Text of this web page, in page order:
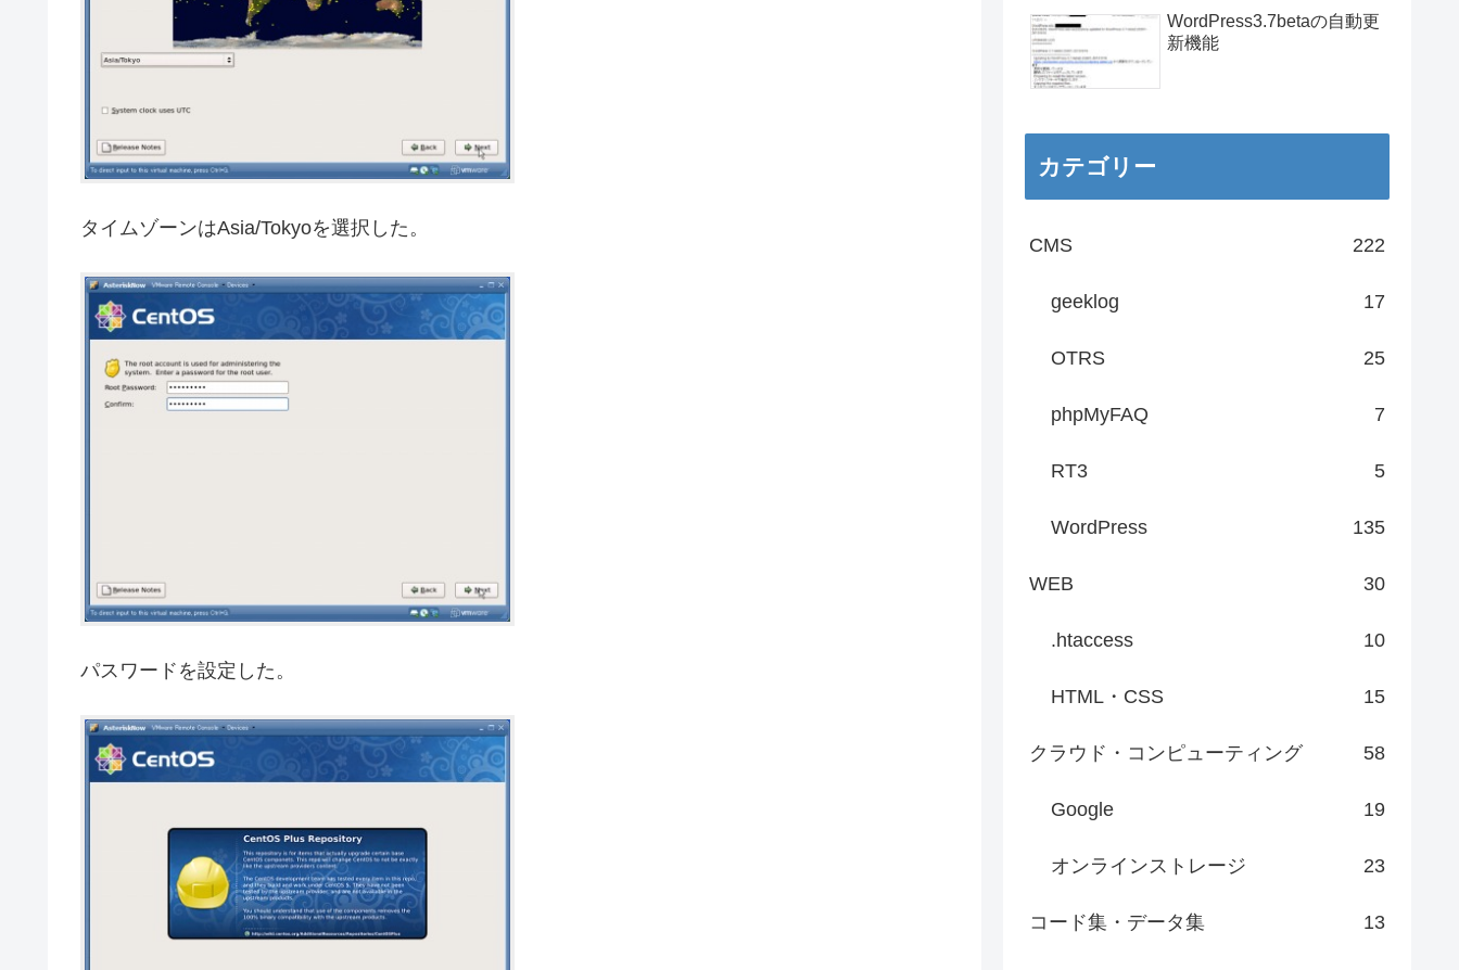
タイムゾーンはAsia/Tokyoを選択した。
パスワードを設定した。
WordPress3.7betaの自動更
新機能
カテゴリー
CMS 222
geeklog 17
OTRS 25
phpMyFAQ 7
RT3 5
WordPress 135
WEB 30
.htaccess 10
HTML・CSS 15
クラウド・コンピューティング 58
Google 19
オンラインストレージ 23
コード集・データ集 13